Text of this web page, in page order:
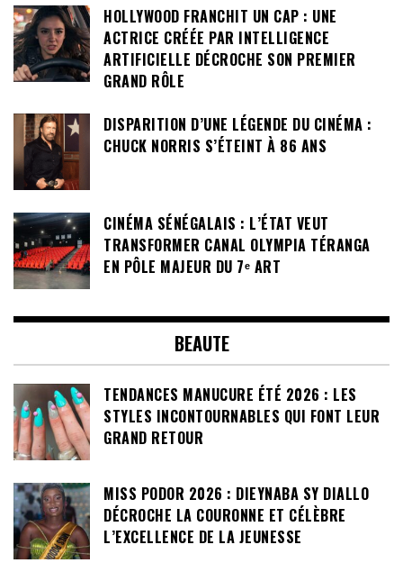
HOLLYWOOD FRANCHIT UN CAP : UNE
ACTRICE CRÉÉE PAR INTELLIGENCE
ARTIFICIELLE DÉCROCHE SON PREMIER
GRAND RÔLE
DISPARITION D’UNE LÉGENDE DU CINÉMA :
CHUCK NORRIS S’ÉTEINT À 86 ANS
CINÉMA SÉNÉGALAIS : L’ÉTAT VEUT
TRANSFORMER CANAL OLYMPIA TÉRANGA
EN PÔLE MAJEUR DU 7ᵉ ART
BEAUTE
TENDANCES MANUCURE ÉTÉ 2026 : LES
STYLES INCONTOURNABLES QUI FONT LEUR
GRAND RETOUR
MISS PODOR 2026 : DIEYNABA SY DIALLO
DÉCROCHE LA COURONNE ET CÉLÈBRE
L’EXCELLENCE DE LA JEUNESSE